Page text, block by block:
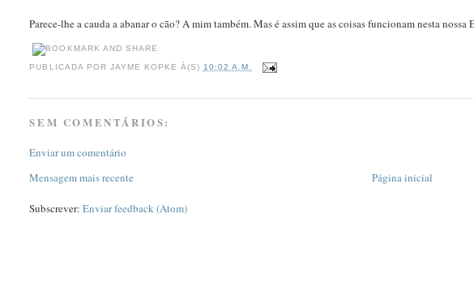
Parece-lhe a cauda a abanar o cão? A mim também. Mas é assim que as coisas funcionam nesta nossa
PUBLICADA POR JAYME KOPKE À(S) 10:02 A.M.
SEM COMENTÁRIOS:
Enviar um comentário
Mensagem mais recente
Página inicial
Subscrever:Enviar feedback (Atom)